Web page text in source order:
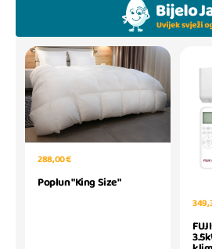
288,00 €
Poplun "King Size"